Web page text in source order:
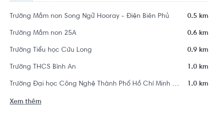
Trường Mầm non Song Ngữ Hooray - Điện Biên Phủ 0.5 km
Trường Mầm non 25A 0.6 km
Trường Tiểu học Cửu Long 0.9 km
Trường THCS Bình An 1.0 km
Trường Đại học Công Nghệ Thành Phố Hồ Chí Minh - HUTECH 1.0 km
Xem thêm